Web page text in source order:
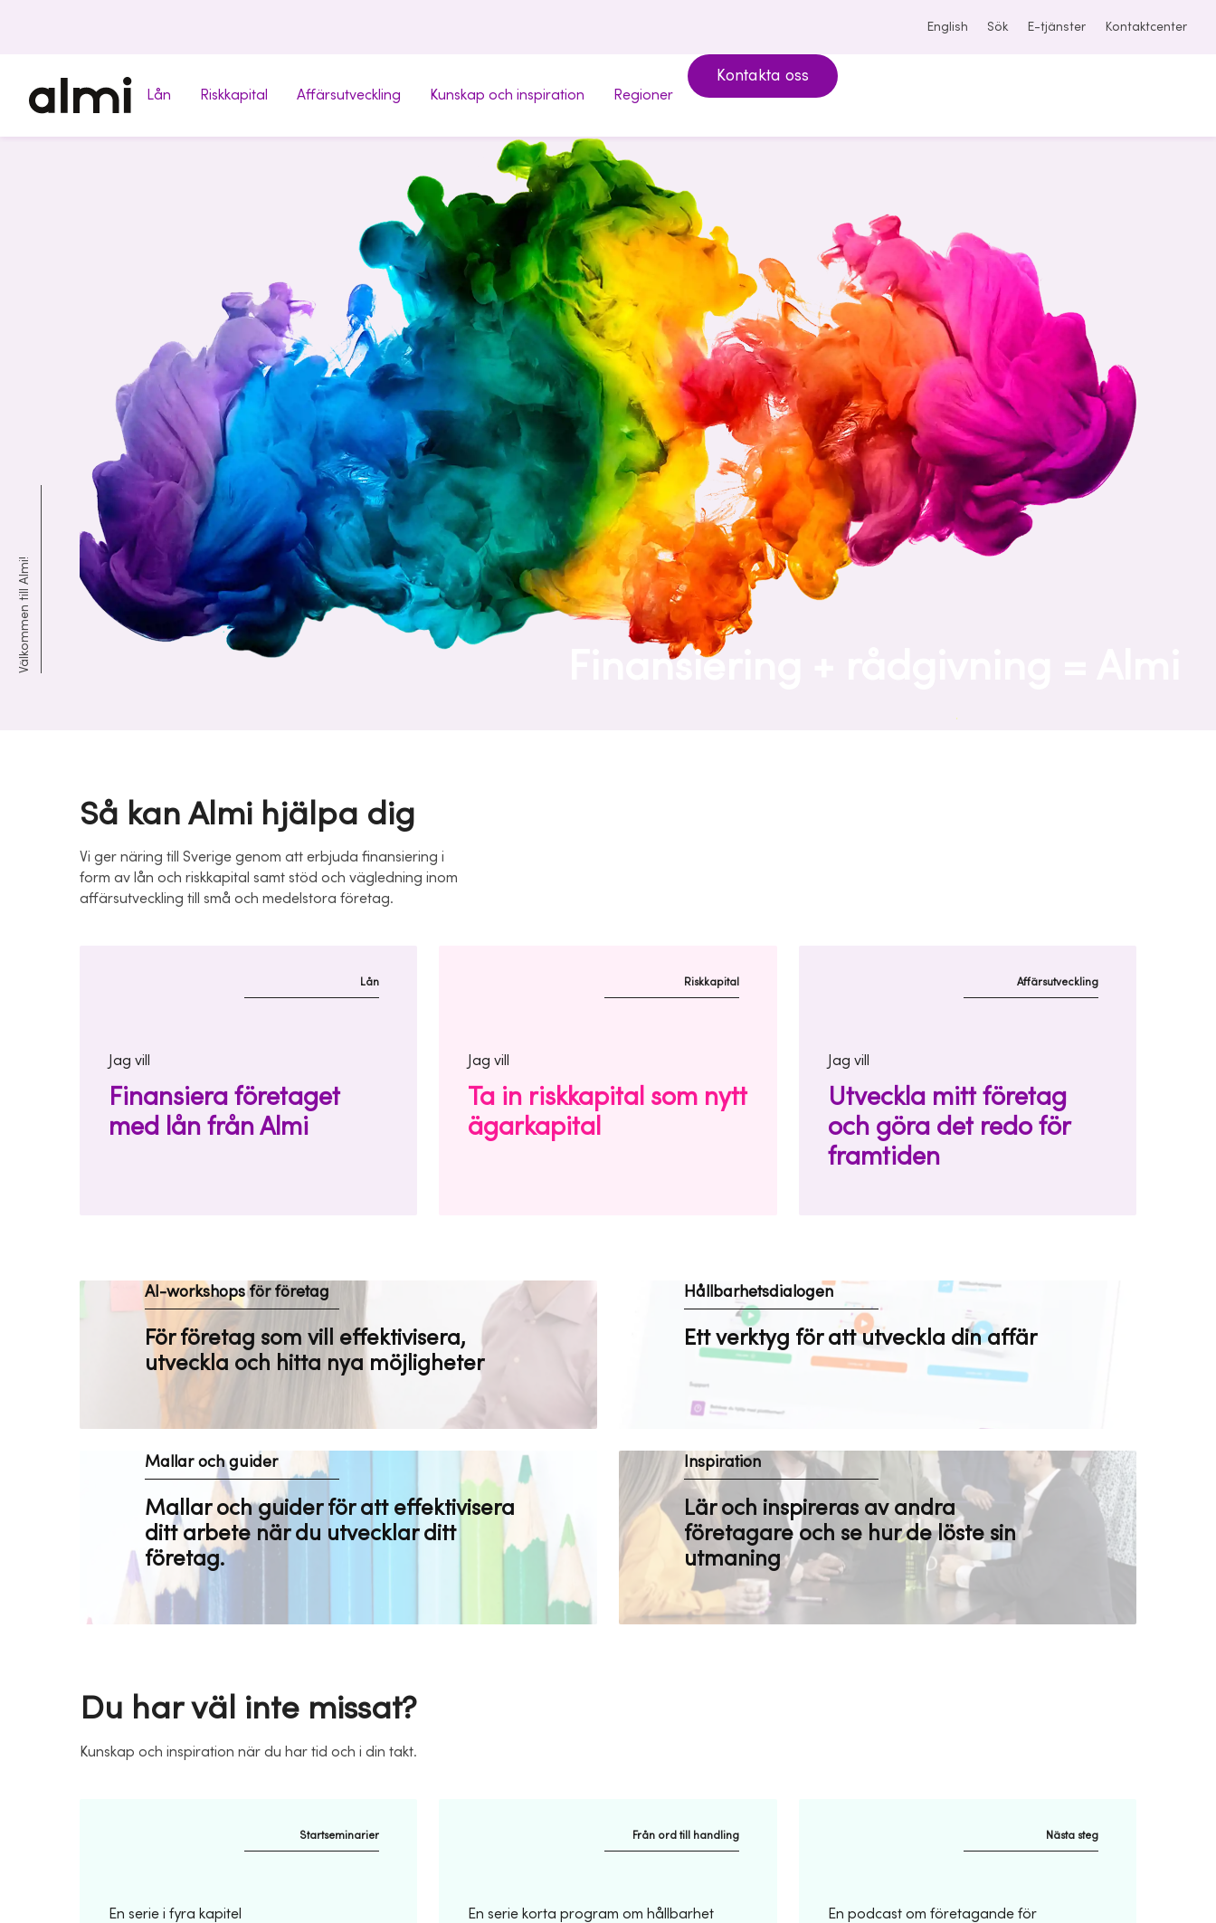
English Sök E-tjänster Kontaktcenter
Lån Riskkapital Affärsutveckling Kunskap och inspiration Regioner
Kontakta oss
Välkommen till Almi! Finansiering + rådgivning = Almi
Så kan Almi hjälpa dig
Vi ger näring till Sverige genom att erbjuda finansiering i
form av lån och riskkapital samt stöd och vägledning inom
affärsutveckling till små och medelstora företag.
Lån
Jag vill
Finansiera företaget
med lån från Almi
Riskkapital
Jag vill
Ta in riskkapital som nytt
ägarkapital
Affärsutveckling
Jag vill
Utveckla mitt företag
och göra det redo för
framtiden
AI-workshops för företag
För företag som vill effektivisera,
utveckla och hitta nya möjligheter
Hållbarhetsdialogen
Ett verktyg för att utveckla din affär
Mallar och guider
Mallar och guider för att effektivisera
ditt arbete när du utvecklar ditt
företag.
Inspiration
Lär och inspireras av andra
företagare och se hur de löste sin
utmaning
Du har väl inte missat?
Kunskap och inspiration när du har tid och i din takt.
Startseminarier
En serie i fyra kapitel
Från ord till handling
En serie korta program om hållbarhet
Nästa steg
En podcast om företagande för